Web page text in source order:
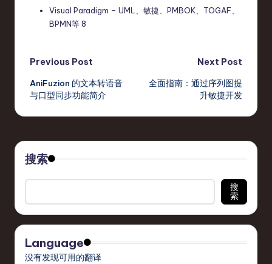
Visual Paradigm – UML、敏捷、PMBOK、TOGAF、
BPMN等8
Post
navigation
Previous Post
AniFuzion 的文本转语音
与口型同步功能简介
Next Post
全面指南：通过序列图提
升敏捷开发
搜索
搜
索
Language
没有发现可用的翻译